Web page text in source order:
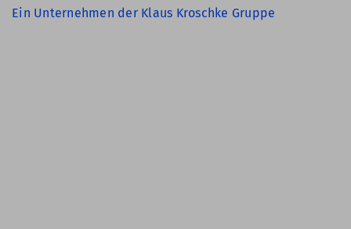
Ein Unternehmen der Klaus Kroschke Gruppe